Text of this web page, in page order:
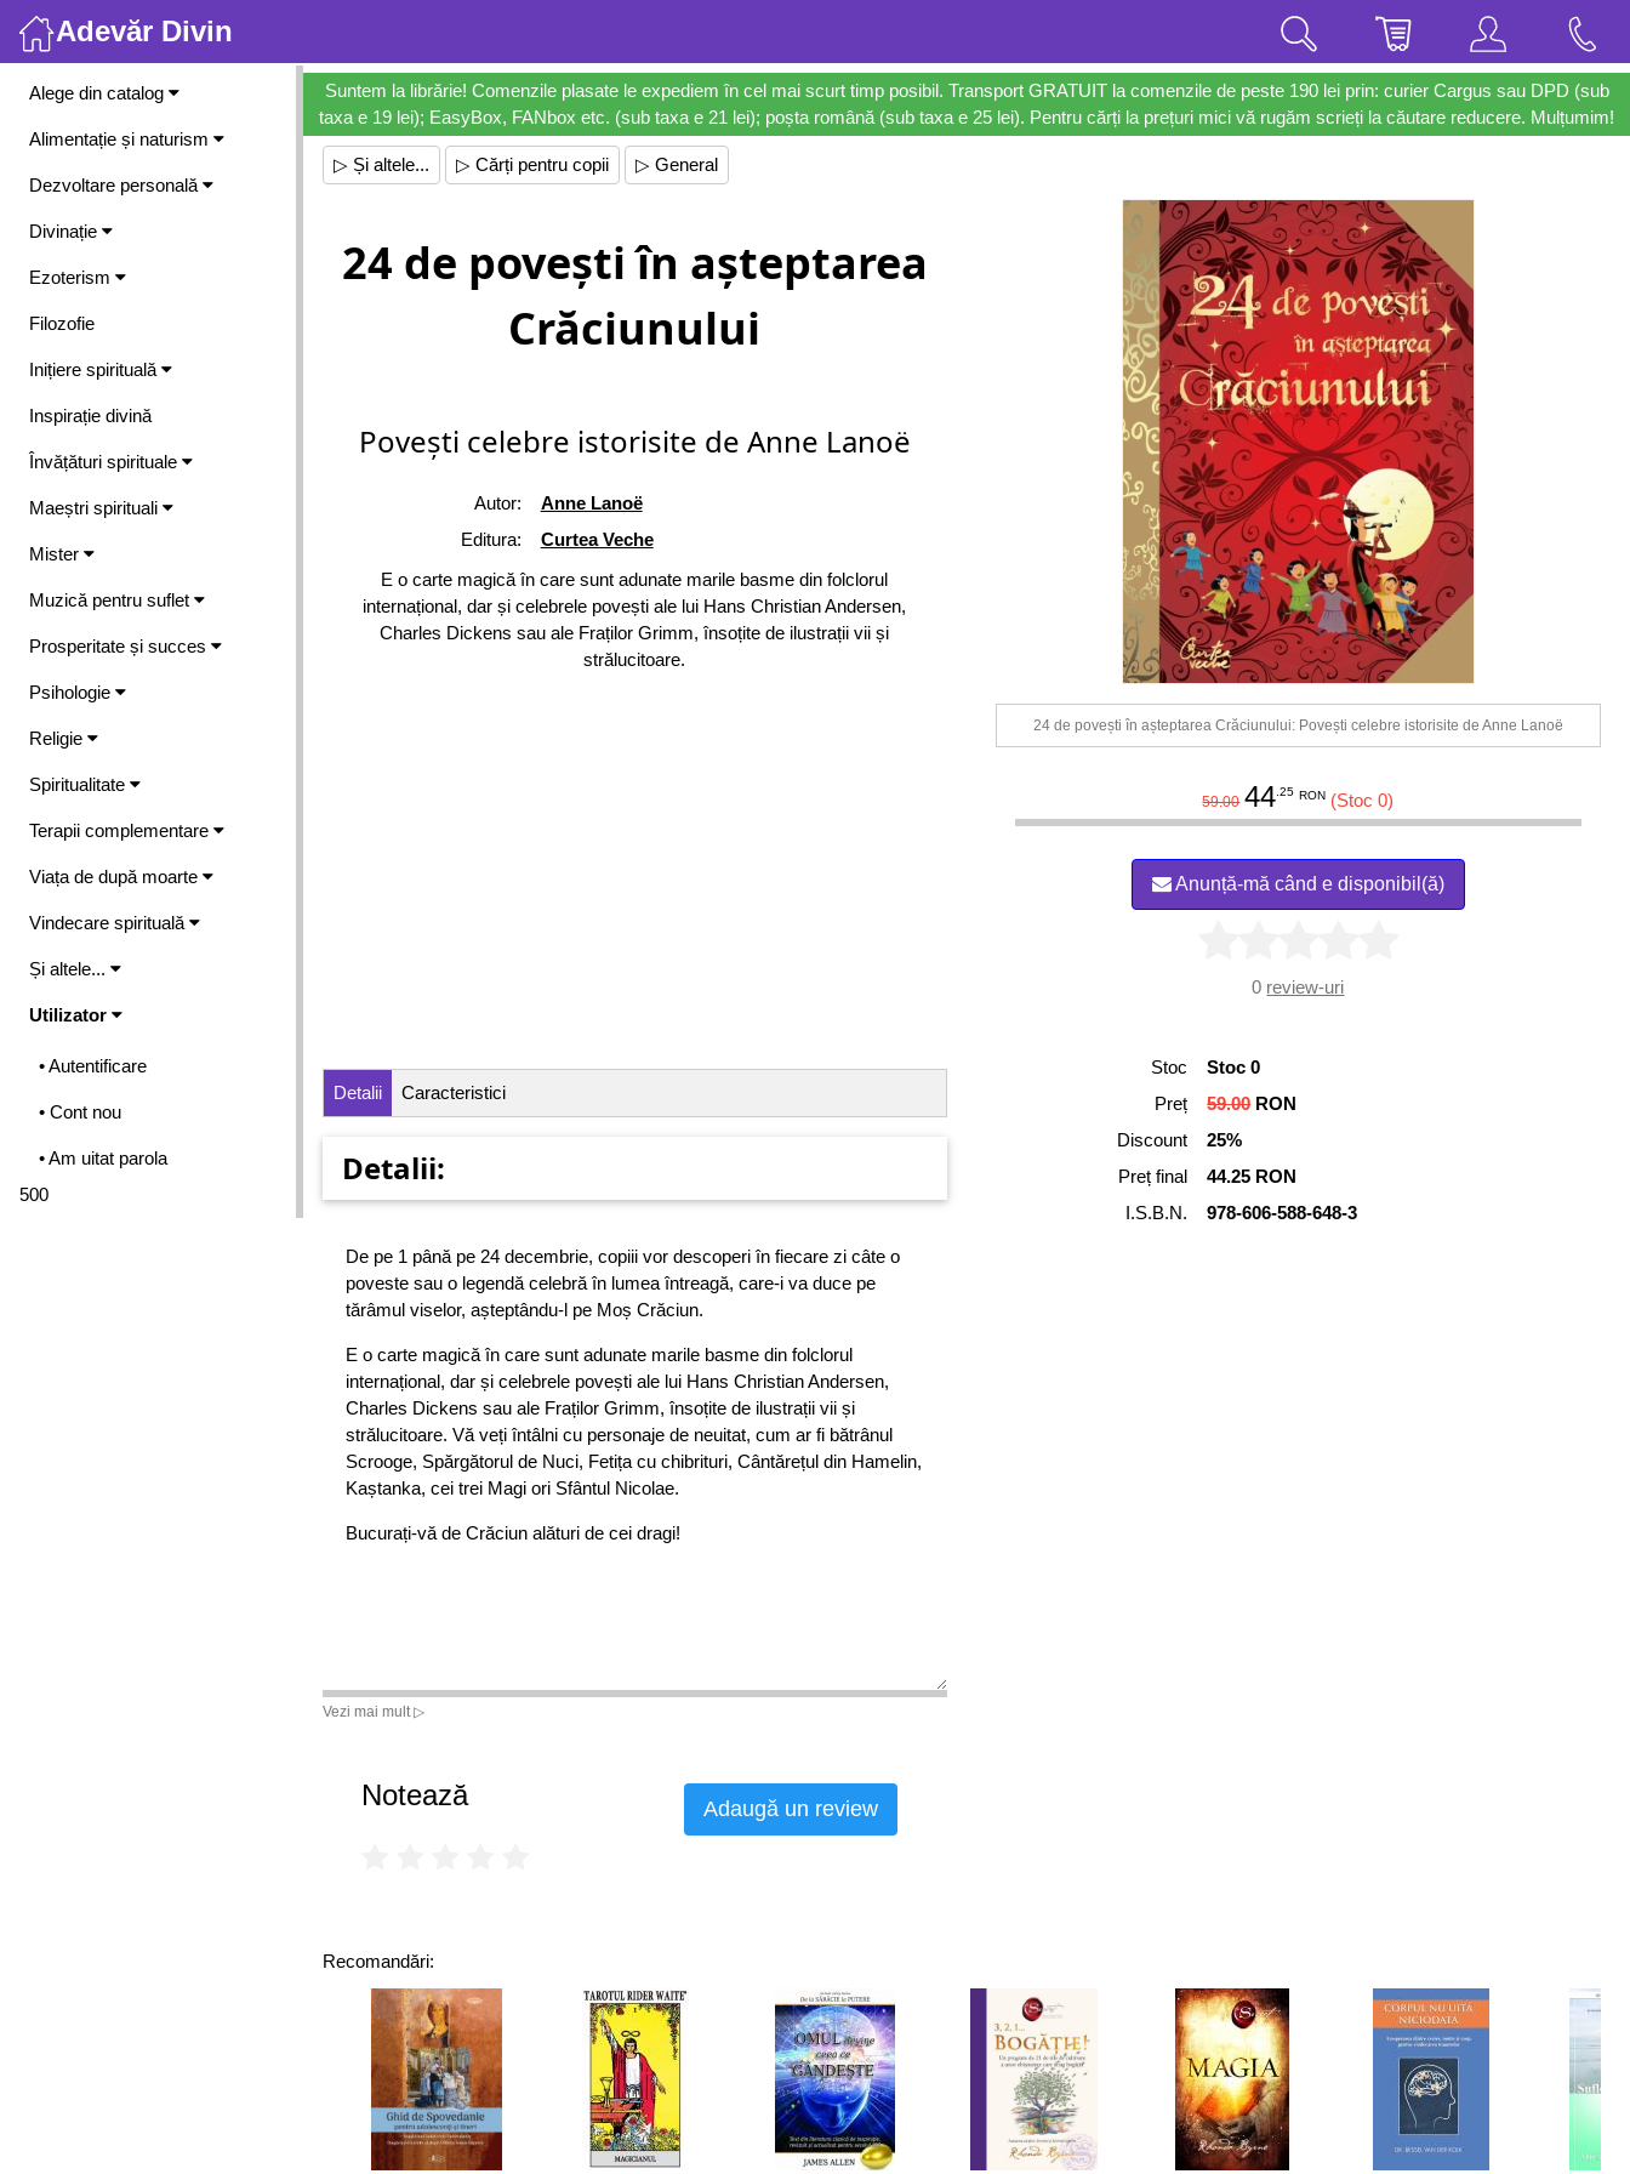
Adevăr Divin
Meniu
Alege din catalog
Alimentație și naturism
Dezvoltare personală
Divinație
Ezoterism
Filozofie
Inițiere spirituală
Inspirație divină
Învățături spirituale
Maeștri spirituali
Mister
Muzică pentru suflet
Prosperitate și succes
Psihologie
Religie
Spiritualitate
Terapii complementare
Viața de după moarte
Vindecare spirituală
Și altele...
Utilizator
• Autentificare
• Cont nou
• Am uitat parola
500
Suntem la librărie! Comenzile plasate le expediem în cel mai scurt timp posibil. Transport GRATUIT la comenzile de peste 190 lei prin: curier Cargus sau DPD (sub
taxa e 19 lei); EasyBox, FANbox etc. (sub taxa e 21 lei); poșta română (sub taxa e 25 lei). Pentru cărți la prețuri mici vă rugăm scrieți la căutare reducere. Mulțumim!
▷ Și altele... ▷ Cărți pentru copii ▷ General
24 de povești în așteptarea
Crăciunului
Povești celebre istorisite de Anne Lanoë
Autor:
Anne Lanoë
Editura:
Curtea Veche
E o carte magică în care sunt adunate marile basme din folclorul
internațional, dar și celebrele povești ale lui Hans Christian Andersen,
Charles Dickens sau ale Fraților Grimm, însoțite de ilustrații vii și
strălucitoare.
24 de povești în așteptarea Crăciunului: Povești celebre istorisite de Anne Lanoë
59.00 44 .25 RON (Stoc 0)
Anunță-mă când e disponibil(ă)
0 review-uri
Detalii Caracteristici
Detalii:
De pe 1 până pe 24 decembrie, copiii vor descoperi în fiecare zi câte o
poveste sau o legendă celebră în lumea întreagă, care-i va duce pe
tărâmul viselor, așteptându-l pe Moș Crăciun.
E o carte magică în care sunt adunate marile basme din folclorul
internațional, dar și celebrele povești ale lui Hans Christian Andersen,
Charles Dickens sau ale Fraților Grimm, însoțite de ilustrații vii și
strălucitoare. Vă veți întâlni cu personaje de neuitat, cum ar fi bătrânul
Scrooge, Spărgătorul de Nuci, Fetița cu chibrituri, Cântărețul din Hamelin,
Kaștanka, cei trei Magi ori Sfântul Nicolae.
Bucurați-vă de Crăciun alături de cei dragi!
Vezi mai mult ▷
Stoc
Stoc 0
Preț
59.00RON
Discount
25%
Preț final
44.25 RON
I.S.B.N.
978-606-588-648-3
Notează Adaugă un review
Recomandări: